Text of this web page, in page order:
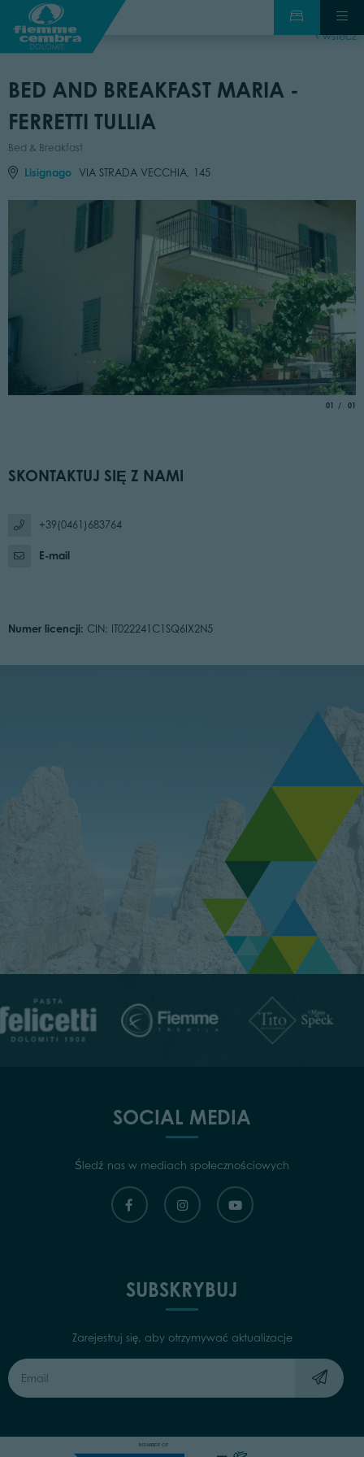
wstecz
BED AND BREAKFAST MARIA -
FERRETTI TULLIA
Bed & Breakfast
Lisignago VIA STRADA VECCHIA, 145
01 of
01
SKONTAKTUJ SIĘ Z NAMI
+39(0461)683764
E-mail
Numer licencji: CIN: IT022241C1SQ6IX2N5
SOCIAL MEDIA
Śledź nas w mediach społecznościowych
SUBSKRYBUJ
Zarejestruj się, aby otrzymywać aktualizacje